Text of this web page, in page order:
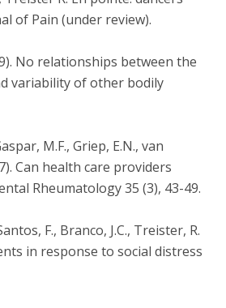
desenvolvidos
of Pain (under review).
No relationships between the
variability of other bodily
M.F., Griep, E.N., van
Can health care providers
Rheumatology 35 (3), 43-49.
F., Branco, J.C., Treister, R.
in response to social distress